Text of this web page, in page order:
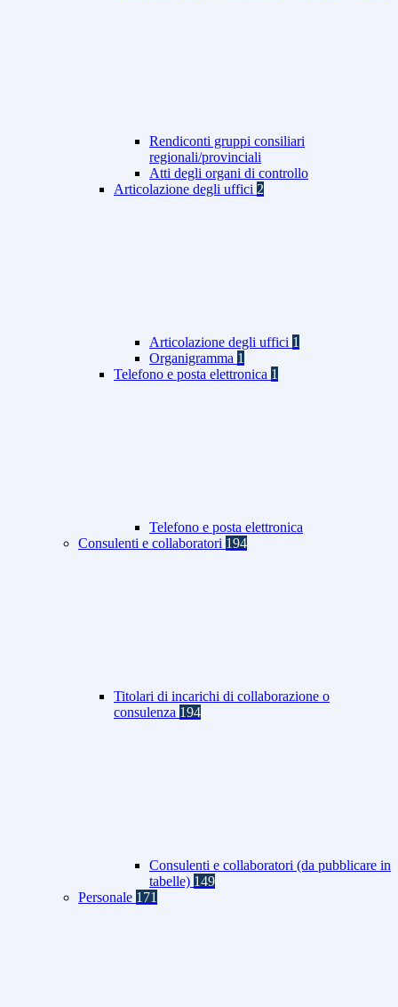
Rendiconti gruppi consiliari
regionali/provinciali
Atti degli organi di controllo
Articolazione degli uffici 2
Articolazione degli uffici 1
Organigramma 1
Telefono e posta elettronica 1
Telefono e posta elettronica
Consulenti e collaboratori 194
Titolari di incarichi di collaborazione o
consulenza 194
Consulenti e collaboratori (da pubblicare in
tabelle) 149
Personale 171